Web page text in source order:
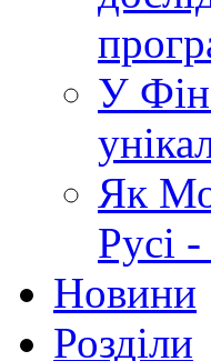
У
Як
Русі
Новини
Розділи